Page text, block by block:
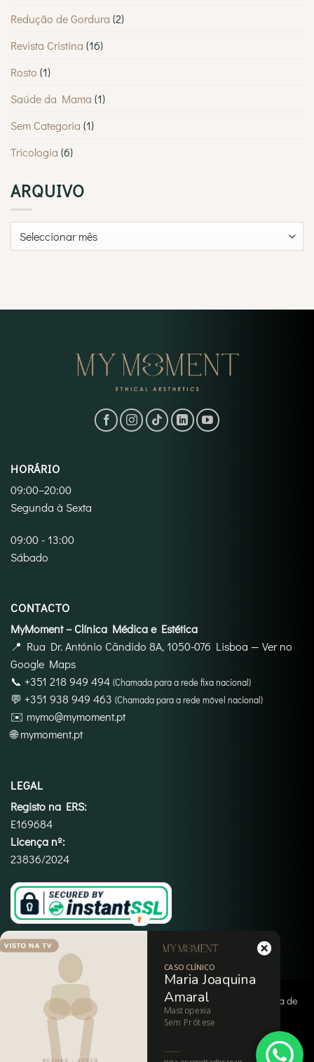
Redução de Gordura (2)
Revista Cristina (16)
Rosto (1)
Saúde da Mama (1)
Sem Categoria (1)
Tricologia (6)
ARQUIVO
Arquivo
HORÁRIO
09:00–20:00
Segunda à Sexta
09:00 - 13:00
Sábado
CONTACTO
MyMoment – Clínica Médica e Estética
📍 Rua Dr. António Cândido 8A, 1050-076 Lisboa — Ver no
Google Maps
📞 +351 218 949 494 (Chamada para a rede fixa nacional)
💬 +351 938 949 463 (Chamada para a rede móvel nacional)
✉️ mymo@mymoment.pt
🌐mymoment.pt
LEGAL
Registo na ERS:
E169684
Licença nº:
23836/2024
Copyright 2026 ©My Moment Termos e Condições
Política de
Privacidade
|Política de Cookies|Imprint
CASO CLÍNICO
Maria Joaquina
Amaral
Mastopexia
Sem Prótese